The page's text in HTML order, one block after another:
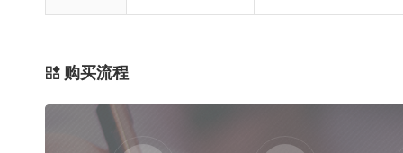
购买流程